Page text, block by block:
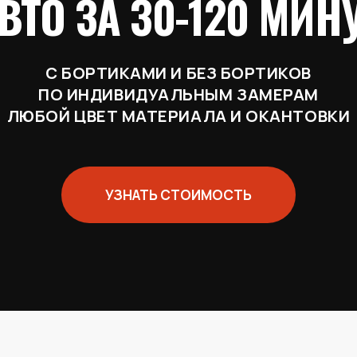
ЗА 30-120
С БОРТИКАМИ И БЕЗ БОРТИКОВ
ПО ИНДИВИДУАЛЬНЫМ ЗАМЕРАМ
ЛЮБОЙ ЦВЕТ МАТЕРИАЛА И ОКАНТОВКИ
УЗНАТЬ СТОИМОСТЬ